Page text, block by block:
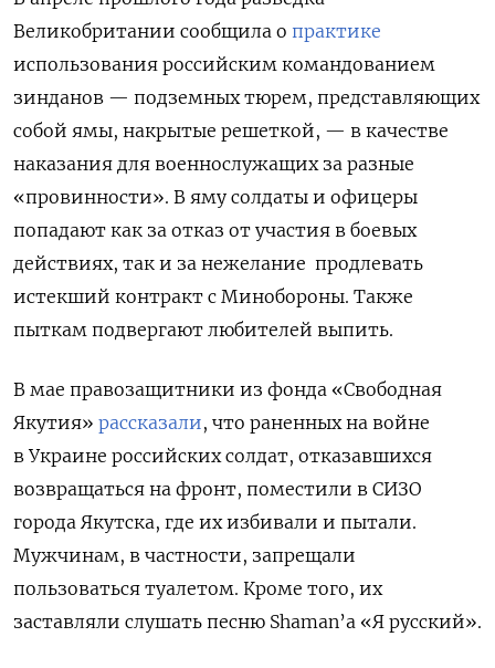
Великобритании сообщила о практике
использования российским командованием
зинданов — подземных тюрем, представляющих
собой ямы, накрытые решеткой, — в качестве
наказания для военнослужащих за разные
«провинности». В яму солдаты и офицеры
попадают как за отказ от участия в боевых
действиях, так и за нежелание продлевать
истекший контракт с Минобороны. Также
пыткам подвергают любителей выпить.
В мае правозащитники из фонда «Свободная
Якутия» рассказали, что раненных на войне
в Украине российских солдат, отказавшихся
возвращаться на фронт, поместили в СИЗО
города Якутска, где их избивали и пытали.
Мужчинам, в частности, запрещали
пользоваться туалетом. Кроме того, их
заставляли слушать песню Shaman’а «Я русский».